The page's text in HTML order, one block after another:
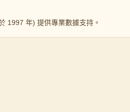
1997 年) 提供專業數據支持。